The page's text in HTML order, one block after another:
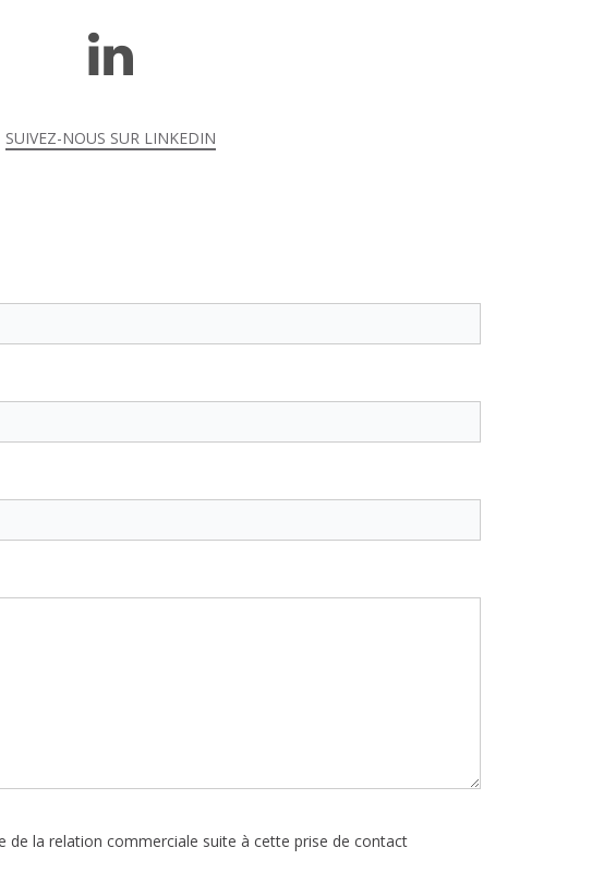
SUIVEZ-NOUS SUR LINKEDIN
de la relation commerciale suite à cette prise de contact